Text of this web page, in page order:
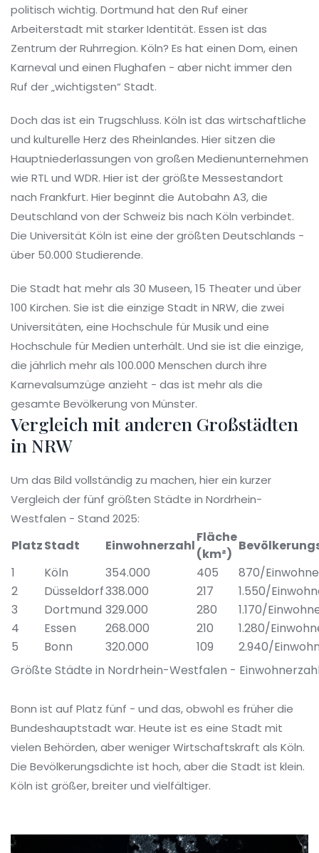
politisch wichtig. Dortmund hat den Ruf einer
Arbeiterstadt mit starker Identität. Essen ist das
Zentrum der Ruhrregion. Köln? Es hat einen Dom, einen
Karneval und einen Flughafen - aber nicht immer den
Ruf der „wichtigsten“ Stadt.
Doch das ist ein Trugschluss. Köln ist das wirtschaftliche
und kulturelle Herz des Rheinlandes. Hier sitzen die
Hauptniederlassungen von großen Medienunternehmen
wie RTL und WDR. Hier ist der größte Messestandort
nach Frankfurt. Hier beginnt die Autobahn A3, die
Deutschland von der Schweiz bis nach Köln verbindet.
Die Universität Köln ist eine der größten Deutschlands -
über 50.000 Studierende.
Die Stadt hat mehr als 30 Museen, 15 Theater und über
100 Kirchen. Sie ist die einzige Stadt in NRW, die zwei
Universitäten, eine Hochschule für Musik und eine
Hochschule für Medien unterhält. Und sie ist die einzige,
die jährlich mehr als 100.000 Menschen durch ihre
Karnevalsumzüge anzieht - das ist mehr als die
gesamte Bevölkerung von Münster.
Vergleich mit anderen Großstädten
in NRW
Um das Bild vollständig zu machen, hier ein kurzer
Vergleich der fünf größten Städte in Nordrhein-
Westfalen - Stand 2025:
Größte Städte in Nordrhein-Westfalen -
PlatzStadt Einwohnerzahl
Fläche
(km²)
1
Köln 354.000 405
870/
2
Düsseldorf338.000 217
1.550/
3
Dortmund 329.000 280
1.170/
4
Essen 268.000 210
1.280/
5
Bonn 320.000 109 2.940/
Bonn ist auf Platz fünf - und das, obwohl es früher die
Bundeshauptstadt war. Heute ist es eine Stadt mit
vielen Behörden, aber weniger Wirtschaftskraft als Köln.
Die Bevölkerungsdichte ist hoch, aber die Stadt ist klein.
Köln ist größer, breiter und vielfältiger.